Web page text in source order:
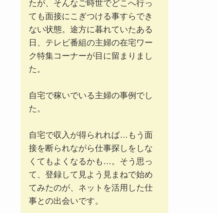
たが、そんなご時世でどこへ行っ
ても面接にこぎつける事すらでき
ない状態。途方に暮れていたある
日、テレビ番組の主婦の在宅ワー
ク特集コーナーが目に留まりまし
た。
自宅で稼いでいる主婦の事例でし
た。
自宅で収入が得られれば…もう面
接を断られながら仕事探しをしな
くてもよくなるかも…。そう思っ
て、登録して見よう見まねで始め
てみたのが、ネットを活用した仕
事との出会いです。